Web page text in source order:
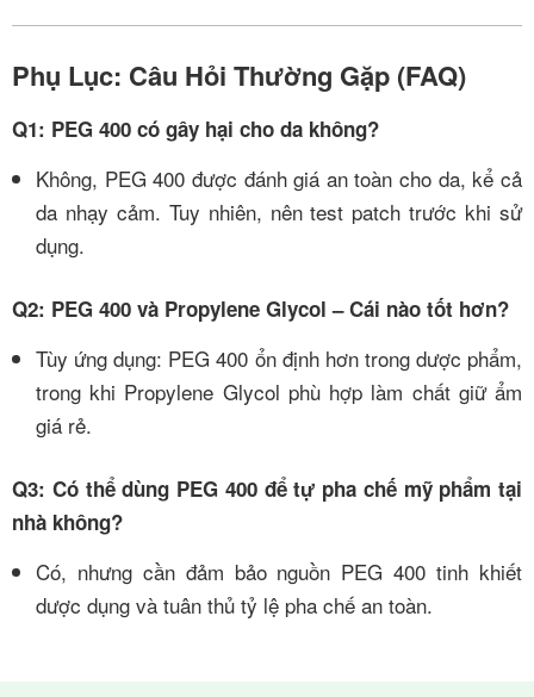
Phụ Lục: Câu Hỏi Thường Gặp (FAQ)
Q1: PEG 400 có gây hại cho da không?
Không, PEG 400 được đánh giá an toàn cho da, kể cả
da nhạy cảm. Tuy nhiên, nên test patch trước khi sử
dụng.
Q2: PEG 400 và Propylene Glycol – Cái nào tốt hơn?
Tùy ứng dụng: PEG 400 ổn định hơn trong dược phẩm,
trong khi Propylene Glycol phù hợp làm chất giữ ẩm
giá rẻ.
Q3: Có thể dùng PEG 400 để tự pha chế mỹ phẩm tại
nhà không?
Có, nhưng cần đảm bảo nguồn PEG 400 tinh khiết
dược dụng và tuân thủ tỷ lệ pha chế an toàn.